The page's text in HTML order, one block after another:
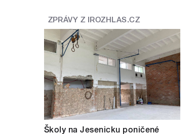
ZPRÁVY Z IROZHLAS.CZ
Školy na Jesenicku poničené